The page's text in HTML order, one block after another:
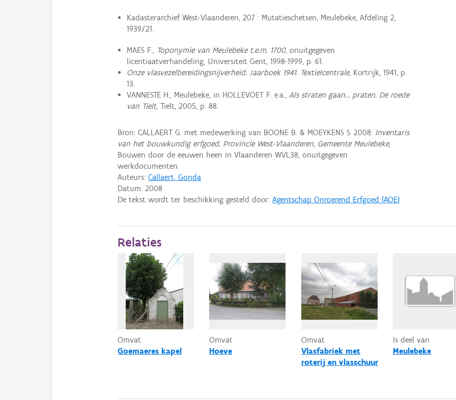
Kadasterarchief West-Vlaanderen, 207 : Mutatieschetsen, Meulebeke, Afdeling 2,
1939/21.
MAES F., Toponymie van Meulebeke t.e.m. 1700, onuitgegeven
licentiaatverhandeling, Universiteit Gent, 1998-1999, p. 61.
Onze vlasvezelbereidingsnijverheid. Jaarboek 1941. Textielcentrale, Kortrijk, 1941, p.
13.
VANNESTE H., Meulebeke, in HOLLEVOET F. e.a., Als straten gaan… praten. De roede
van Tielt, Tielt, 2005, p. 88.
Bron: CALLAERT G. met medewerking van BOONE B. & MOEYKENS S. 2008: Inventaris
van het bouwkundig erfgoed, Provincie West-Vlaanderen, Gemeente Meulebeke,
Bouwen door de eeuwen heen in Vlaanderen WVL38, onuitgegeven
werkdocumenten.
Auteurs:Callaert, Gonda
Datum:2008
De tekst wordt ter beschikking gesteld door:Agentschap Onroerend Erfgoed (AOE)
Relaties
Omvat
Goemaeres kapel
Omvat
Hoeve
Omvat
Vlasfabriek met
roterij en vlasschuur
Is deel van
Meulebeke